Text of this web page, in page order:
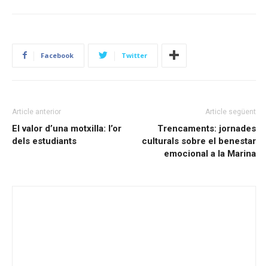
Facebook Twitter
Article anterior
El valor d’una motxilla: l’or
dels estudiants
Article següent
Trencaments: jornades
culturals sobre el benestar
emocional a la Marina